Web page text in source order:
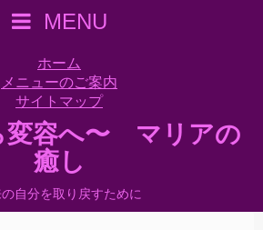
MENU
ホーム
メニューのご案内
サイトマップ
変容へ〜 マリアの
癒し
自分を取り戻すために